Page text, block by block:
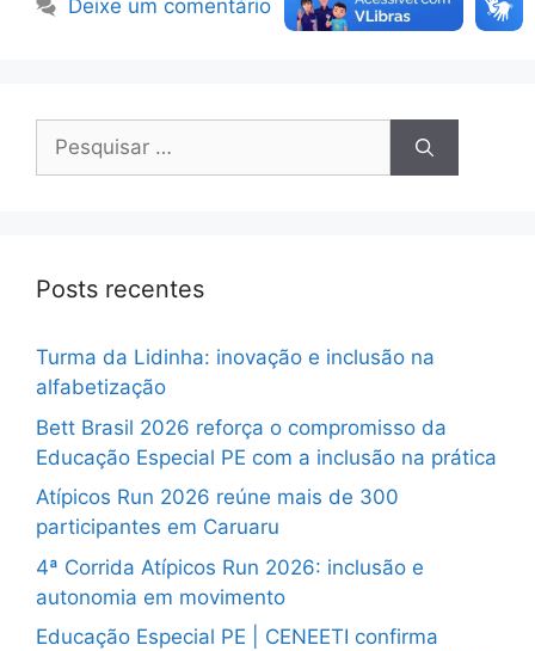
Deixe um comentário
Posts recentes
Turma da Lidinha: inovação e inclusão na
alfabetização
Bett Brasil 2026 reforça o compromisso da
Educação Especial PE com a inclusão na prática
Atípicos Run 2026 reúne mais de 300
participantes em Caruaru
4ª Corrida Atípicos Run 2026: inclusão e
autonomia em movimento
Educação Especial PE | CENEETI confirma